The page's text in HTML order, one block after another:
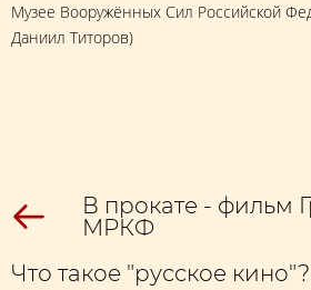
Музее Вооружённых Сил Российской
Даниил Титоров)
В прокате - фильм
МРКФ
Что такое "русское кино"?